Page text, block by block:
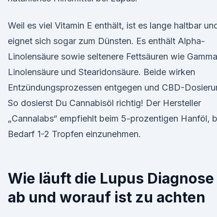
Weil es viel Vitamin E enthält, ist es lange haltbar
eignet sich sogar zum Dünsten. Es enthält Alpha-
Linolensäure sowie seltenere Fettsäuren wie
Linolensäure und Stearidonsäure. Beide wirken
Entzündungsprozessen entgegen und CBD-
So dosierst Du Cannabisöl richtig! Der Hersteller
„Cannalabs“ empfiehlt beim 5-prozentigen Hanföl,
Bedarf 1-2 Tropfen einzunehmen.
Wie läuft die Lupus Diagnose
ab und worauf ist zu achten